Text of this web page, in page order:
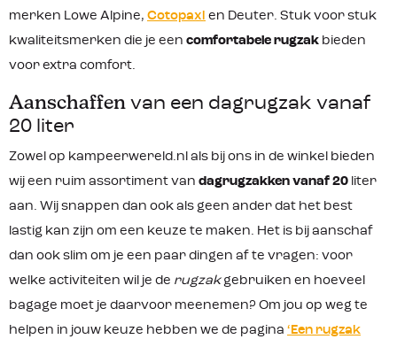
combineert comfort, overzicht en
waterdichtheid precies zoals je van
Ortlieb verwacht. Alles blijft op z’n
handige zijvakken, spring op de trein,
fiets of vliegtuig en laat je avontuur
Waterdichte TIZIP-ritssluiting 4
horizontale, verstelbare
verstelbare compressieband Opent
als een weekendtas 4 opbergvakken
met rits aan de binnenzijde, met
compressieband 2 handige zijvakken
Rugpand, heup- en schouderbanden
zijn verstelbaar Heupband is
voorzien van 2 rits vakken
merken Lowe Alpine, Cotopaxi en Deuter. Stuk voor stuk
kwaliteitsmerken die je een comfortabele rugzak bieden
voor extra comfort.
Aanschaffen van een dagrugzak vanaf
20 liter
Zowel op kampeerwereld.nl als bij ons in de winkel bieden
wij een ruim assortiment van dagrugzakken vanaf 20 liter
aan. Wij snappen dan ook als geen ander dat het best
lastig kan zijn om een keuze te maken. Het is bij aanschaf
dan ook slim om je een paar dingen af te vragen: voor
welke activiteiten wil je de rugzakgebruiken en hoeveel
bagage moet je daarvoor meenemen? Om jou op weg te
helpen in jouw keuze hebben we de pagina ‘Een rugzak